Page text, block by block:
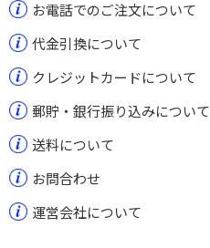
お電話でのご注文について
代金引換について
クレジットカードについて
郵貯・銀行振り込みについて
送料について
お問合わせ
運営会社について